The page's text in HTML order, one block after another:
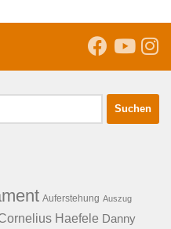
Auferstehung Auszug
Haefele Danny